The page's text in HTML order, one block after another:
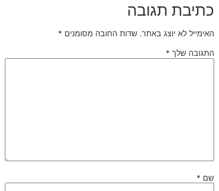
כתיבת תגובה
האימייל לא יוצג באתר. שדות החובה מסומנים *
התגובה שלך *
שם *